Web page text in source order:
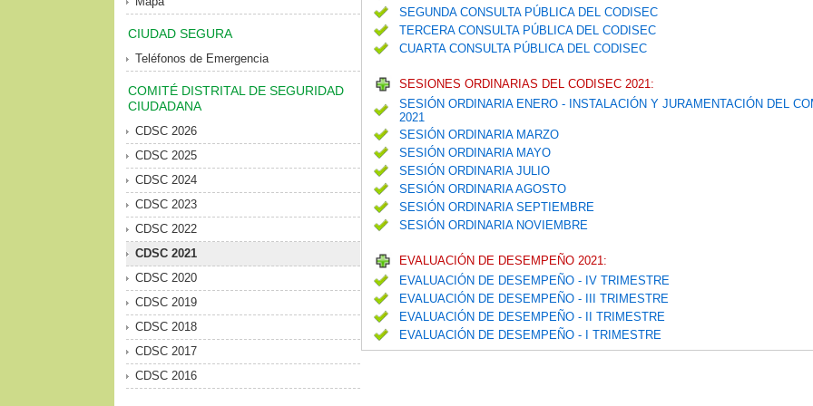
CIUDAD SEGURA
Teléfonos de Emergencia
COMITÉ DISTRITAL DE SEGURIDAD
CIUDADANA
CDSC 2026
CDSC 2025
CDSC 2024
CDSC 2023
CDSC 2022
CDSC 2021
CDSC 2020
CDSC 2019
CDSC 2018
CDSC 2017
CDSC 2016
SEGUNDA CONSULTA PÚBLICA DEL CODISEC
TERCERA CONSULTA PÚBLICA DEL CODISEC
CUARTA CONSULTA PÚBLICA DEL CODISEC
SESIONES ORDINARIAS DEL CODISEC 2021:
SESIÓN ORDINARIA ENERO - INSTALACIÓN Y JURAMENTACIÓN DEL
2021
SESIÓN ORDINARIA MARZO
SESIÓN ORDINARIA MAYO
SESIÓN ORDINARIA JULIO
SESIÓN ORDINARIA AGOSTO
SESIÓN ORDINARIA SEPTIEMBRE
SESIÓN ORDINARIA NOVIEMBRE
EVALUACIÓN DE DESEMPEÑO 2021:
EVALUACIÓN DE DESEMPEÑO - IV TRIMESTRE
EVALUACIÓN DE DESEMPEÑO - III TRIMESTRE
EVALUACIÓN DE DESEMPEÑO - II TRIMESTRE
EVALUACIÓN DE DESEMPEÑO - I TRIMESTRE